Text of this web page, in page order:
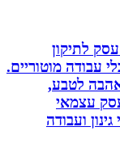
מוטוריים.
לטבע,